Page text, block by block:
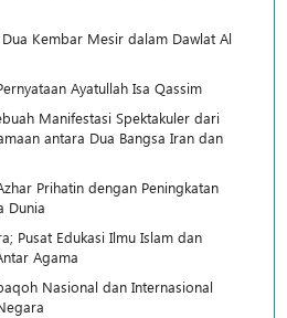
Kembar Mesir dalam Dawlat Al
Ayatullah Isa Qassim
Manifestasi Spektakuler dari
antara Dua Bangsa Iran dan
Prihatin dengan Peningkatan
Dunia
Pusat Edukasi Ilmu Islam dan
Agama
Nasional dan Internasional